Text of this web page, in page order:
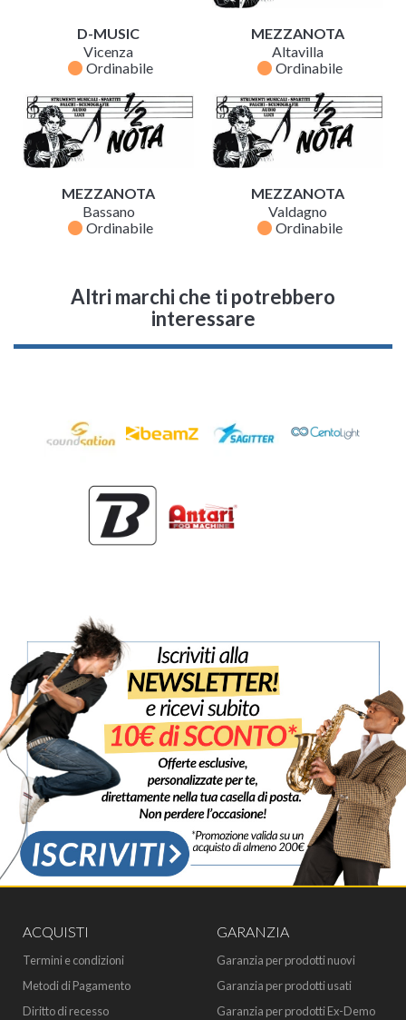
D-MUSIC
Vicenza
fiber_manual_record Ordinabile
MEZZANOTA
Altavilla
fiber_manual_record Ordinabile
MEZZANOTA
Bassano
fiber_manual_record Ordinabile
MEZZANOTA
Valdagno
fiber_manual_record Ordinabile
Altri marchi che ti potrebbero
interessare
ACQUISTI
Termini e condizioni
Metodi di Pagamento
Diritto di recesso
GARANZIA
Garanzia per prodotti nuovi
Garanzia per prodotti usati
Garanzia per prodotti Ex-Demo